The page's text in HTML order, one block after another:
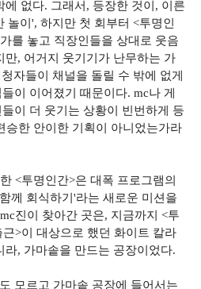
없다. 그래서, 등장한 것이, 이른
놀이', 하지만 첫 회부터 <투명인
를 놓고 직장인들을 상대로 웃음
만, 어거지 웃기기가 난무하는 가
자들이 채널을 돌릴 수 밖에 없게
이 이어졌기 때문이다. mc나 게
이 더 웃기는 상황이 빈번하게 등
승한 안이한 기획이 아니었는가라
<투명인간>은 대폭 프로그램의
께 회식하기'라는 새로운 미션을
진이 찾아간 곳은, 지금까지 <투
>이 대상으로 했던 화이트 칼라
, 가마솥을 만드는 공장이었다.
모르고 가마솥 공장에 들어서는